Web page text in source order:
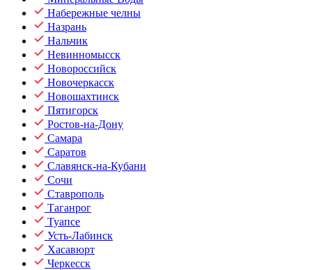
Набережные челны
Назрань
Нальчик
Невинномысск
Новороссийск
Новочеркасск
Новошахтинск
Пятигорск
Ростов-на-Дону
Самара
Саратов
Славянск-на-Кубани
Сочи
Ставрополь
Таганрог
Туапсе
Усть-Лабинск
Хасавюрт
Черкесск